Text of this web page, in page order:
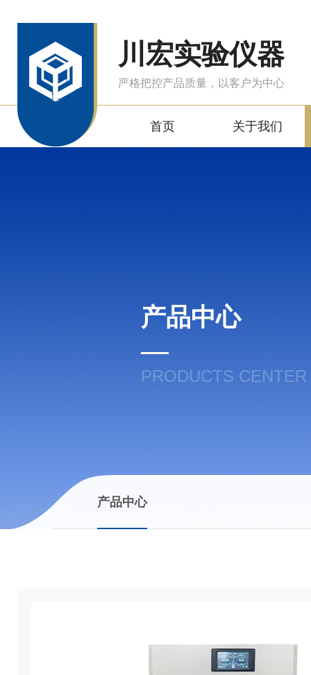
川宏实验仪器
严格把控产品质量，以客户为中心
首页 关于我们
产品中心
PRODUCTS CENTER
产品中心